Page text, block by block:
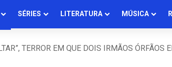
SÉRIES LITERATURA MÚSICA
TERROR EM QUE DOIS IRMÃOS ÓRFÃOS